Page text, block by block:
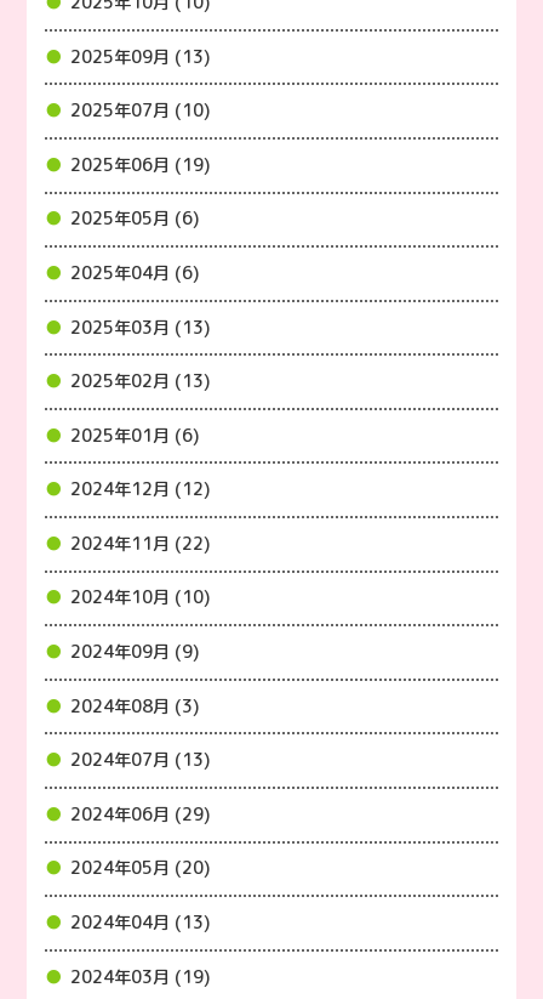
2025年09月 (13)
2025年07月 (10)
2025年06月 (19)
2025年05月 (6)
2025年04月 (6)
2025年03月 (13)
2025年02月 (13)
2025年01月 (6)
2024年12月 (12)
2024年11月 (22)
2024年10月 (10)
2024年09月 (9)
2024年08月 (3)
2024年07月 (13)
2024年06月 (29)
2024年05月 (20)
2024年04月 (13)
2024年03月 (19)